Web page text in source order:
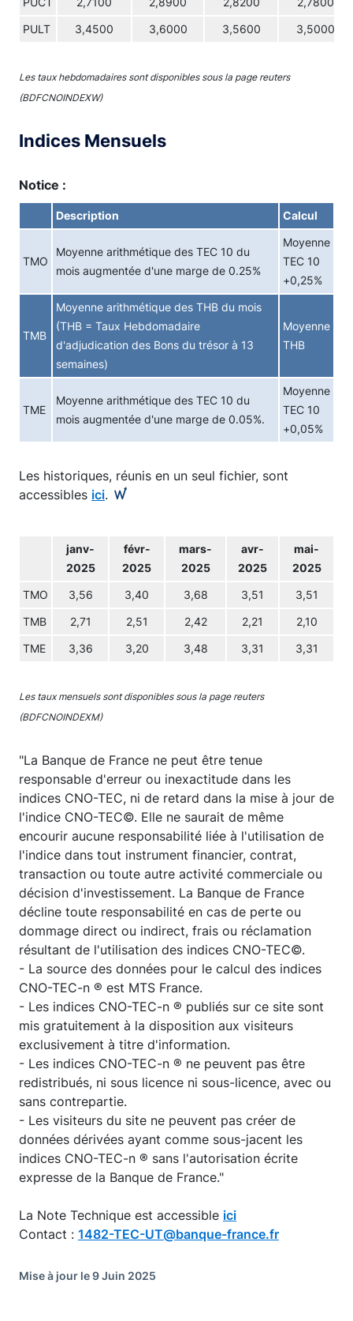
PULT 3,4500 3,6000 3,5600 3,5000
Les taux hebdomadaires sont disponibles sous la page reuters
(BDFCNOINDEXW)
Indices Mensuels
Notice :
Description Calcul
TMO
Moyenne arithmétique des TEC 10 du
mois augmentée d'une marge de 0.25%
Moyenne
TEC 10
+0,25%
TMB
Moyenne arithmétique des THB du mois
(THB = Taux Hebdomadaire
d'adjudication des Bons du trésor à 13
semaines)
Moyenne
THB
TME
Moyenne arithmétique des TEC 10 du
mois augmentée d'une marge de 0.05%.
Moyenne
TEC 10
+0,05%
Les historiques, réunis en un seul fichier, sont
accessibles ici.
janv-
2025
févr-
2025
mars-
2025
avr-
2025
mai-
2025
TMO 3,56 3,40 3,68 3,51 3,51
TMB 2,71 2,51 2,42 2,21 2,10
TME 3,36 3,20 3,48 3,31 3,31
Les taux mensuels sont disponibles sous la page reuters
(BDFCNOINDEXM)
"La Banque de France ne peut être tenue
responsable d'erreur ou inexactitude dans les
indices CNO-TEC, ni de retard dans la mise à jour de
l'indice CNO-TEC©. Elle ne saurait de même
encourir aucune responsabilité liée à l'utilisation de
l'indice dans tout instrument financier, contrat,
transaction ou toute autre activité commerciale ou
décision d'investissement. La Banque de France
décline toute responsabilité en cas de perte ou
dommage direct ou indirect, frais ou réclamation
résultant de l'utilisation des indices CNO-TEC©.
- La source des données pour le calcul des indices
CNO-TEC-n ® est MTS France.
- Les indices CNO-TEC-n ® publiés sur ce site sont
mis gratuitement à la disposition aux visiteurs
exclusivement à titre d'information.
- Les indices CNO-TEC-n ® ne peuvent pas être
redistribués, ni sous licence ni sous-licence, avec ou
sans contrepartie.
- Les visiteurs du site ne peuvent pas créer de
données dérivées ayant comme sous-jacent les
indices CNO-TEC-n ® sans l'autorisation écrite
expresse de la Banque de France."
La Note Technique est accessible ici
Contact : 1482-TEC-UT@banque-france.fr
Mise à jour le 9 Juin 2025